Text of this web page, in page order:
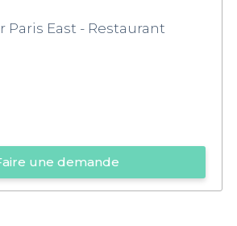
Paris East - Restaurant
une demande